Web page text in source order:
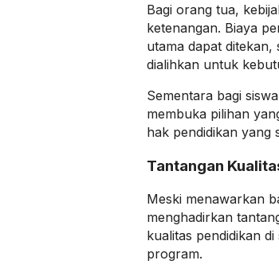
Bagi orang tua,
ketenangan. Biaya
utama dapat ditekan,
dialihkan untuk
Sementara bagi
membuka pilihan
hak pendidikan yang
Tantangan
Meski menawarkan
menghadirkan
kualitas pendidikan
program.